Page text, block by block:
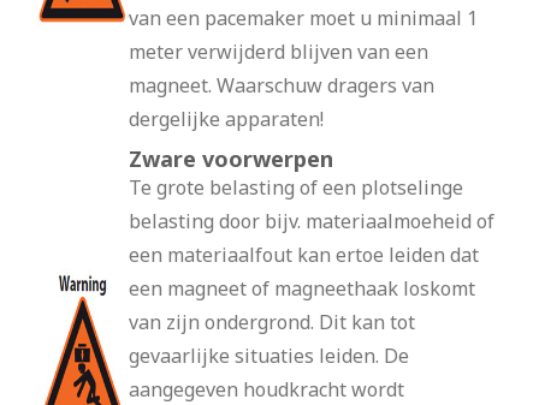
van een pacemaker moet u minimaal 1
meter verwijderd blijven van een
magneet. Waarschuw dragers van
dergelijke apparaten!
Zware voorwerpen
Te grote belasting of een plotselinge
belasting door bijv. materiaalmoeheid of
een materiaalfout kan ertoe leiden dat
een magneet of magneethaak loskomt
van zijn ondergrond. Dit kan tot
gevaarlijke situaties leiden. De
aangegeven houdkracht wordt